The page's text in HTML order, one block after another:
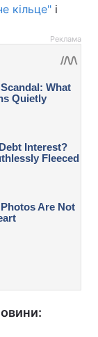
кільце" і
Реклама